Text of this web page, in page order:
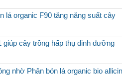
lá organic F90 tăng năng suất cây
giúp cây trồng hấp thụ dinh dưỡng
nhờ Phân bón lá organic bio allicin